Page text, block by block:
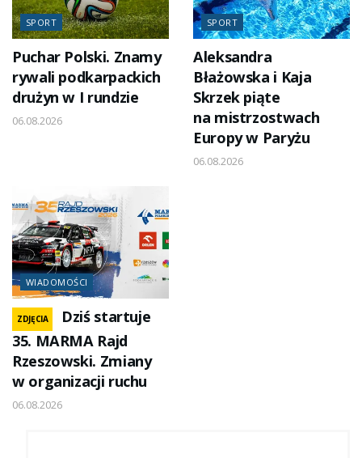
SPORT
Puchar Polski. Znamy
rywali podkarpackich
drużyn w I rundzie
06.08.2026
SPORT
Aleksandra
Błażowska i Kaja
Skrzek piąte
na mistrzostwach
Europy w Paryżu
06.08.2026
WIADOMOŚCI
ZDJĘCIA
Dziś startuje
35. MARMA Rajd
Rzeszowski. Zmiany
w organizacji ruchu
06.08.2026